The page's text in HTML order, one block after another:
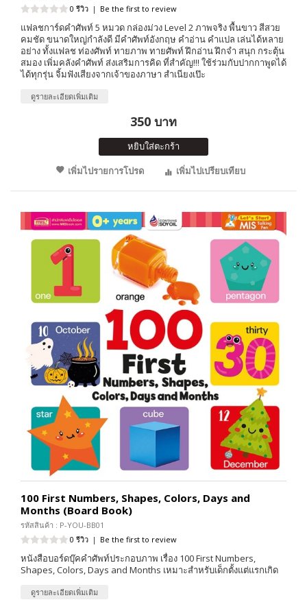
0 รีวิว | Be the first to review
แฟลชการ์ดคำศัพท์ 5 หมวด กล่องม่วง Level 2 ภาพจริง พื้นขาว สีสวย
คมชัด ขนาดใหญ่กำลังดี มีคำศัพท์อังกฤษ คำอ่าน คำแปล เล่นได้หลาย
อย่าง ทั้งแฟลช ท่องศัพท์ ทายภาพ ทายศัพท์ ฝึกอ่าน ฝึกจำ สนุก กระตุ้น
สมอง เพิ่มคลังคำศัพท์ ส่งเสริมการคิด ที่สำคัญ!!! ใช้ร่วมกับปากกาพูดได้
ได้ทุกรุ่น จิ้มฟังเสียงจากเจ้าของภาษา สำเนียงเป๊ะ
ดูรายละเอียดเพิ่มเติม
350 บาท
หยิบใส่ตะกร้า
เพิ่มไปรายการโปรด
เพิ่มไปเปรียบเทียบ
100 First Numbers, Shapes, Colors, Days and
Months (Board Book)
รหัสสินค้า : P-YOU-BB01
0 รีวิว | Be the first to review
หนังสือบอร์ดบุ๊คคำศัพท์ประกอบภาพ เรื่อง 100 First Numbers,
Shapes, Colors, Days and Months เหมาะสำหรับเด็กตั้งแต่แรกเกิด
ดูรายละเอียดเพิ่มเติม